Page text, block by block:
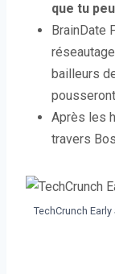
que tu
BrainDate
bailleurs
Après les
travers
TechCrunch